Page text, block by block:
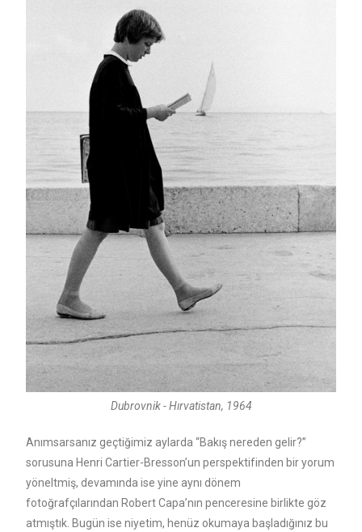
Dubrovnik - Hırvatistan, 1964
Anımsarsanız geçtiğimiz aylarda “Bakış nereden gelir?”
sorusuna Henri Cartier-Bresson’un perspektifinden bir yorum
yöneltmiş, devamında ise yine aynı dönem
fotoğrafçılarından Robert Capa’nın penceresine birlikte göz
atmıştık. Bugün ise niyetim, henüz okumaya başladığınız bu